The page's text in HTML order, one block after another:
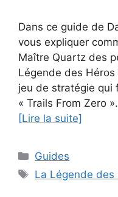
Dans ce guide de
vous expliquer
Maître Quartz des
Légende des Héros
jeu de stratégie qui
« Trails From Zero
[Lire la suite]
Catégories
Guides
Étiquettes
La Légende des